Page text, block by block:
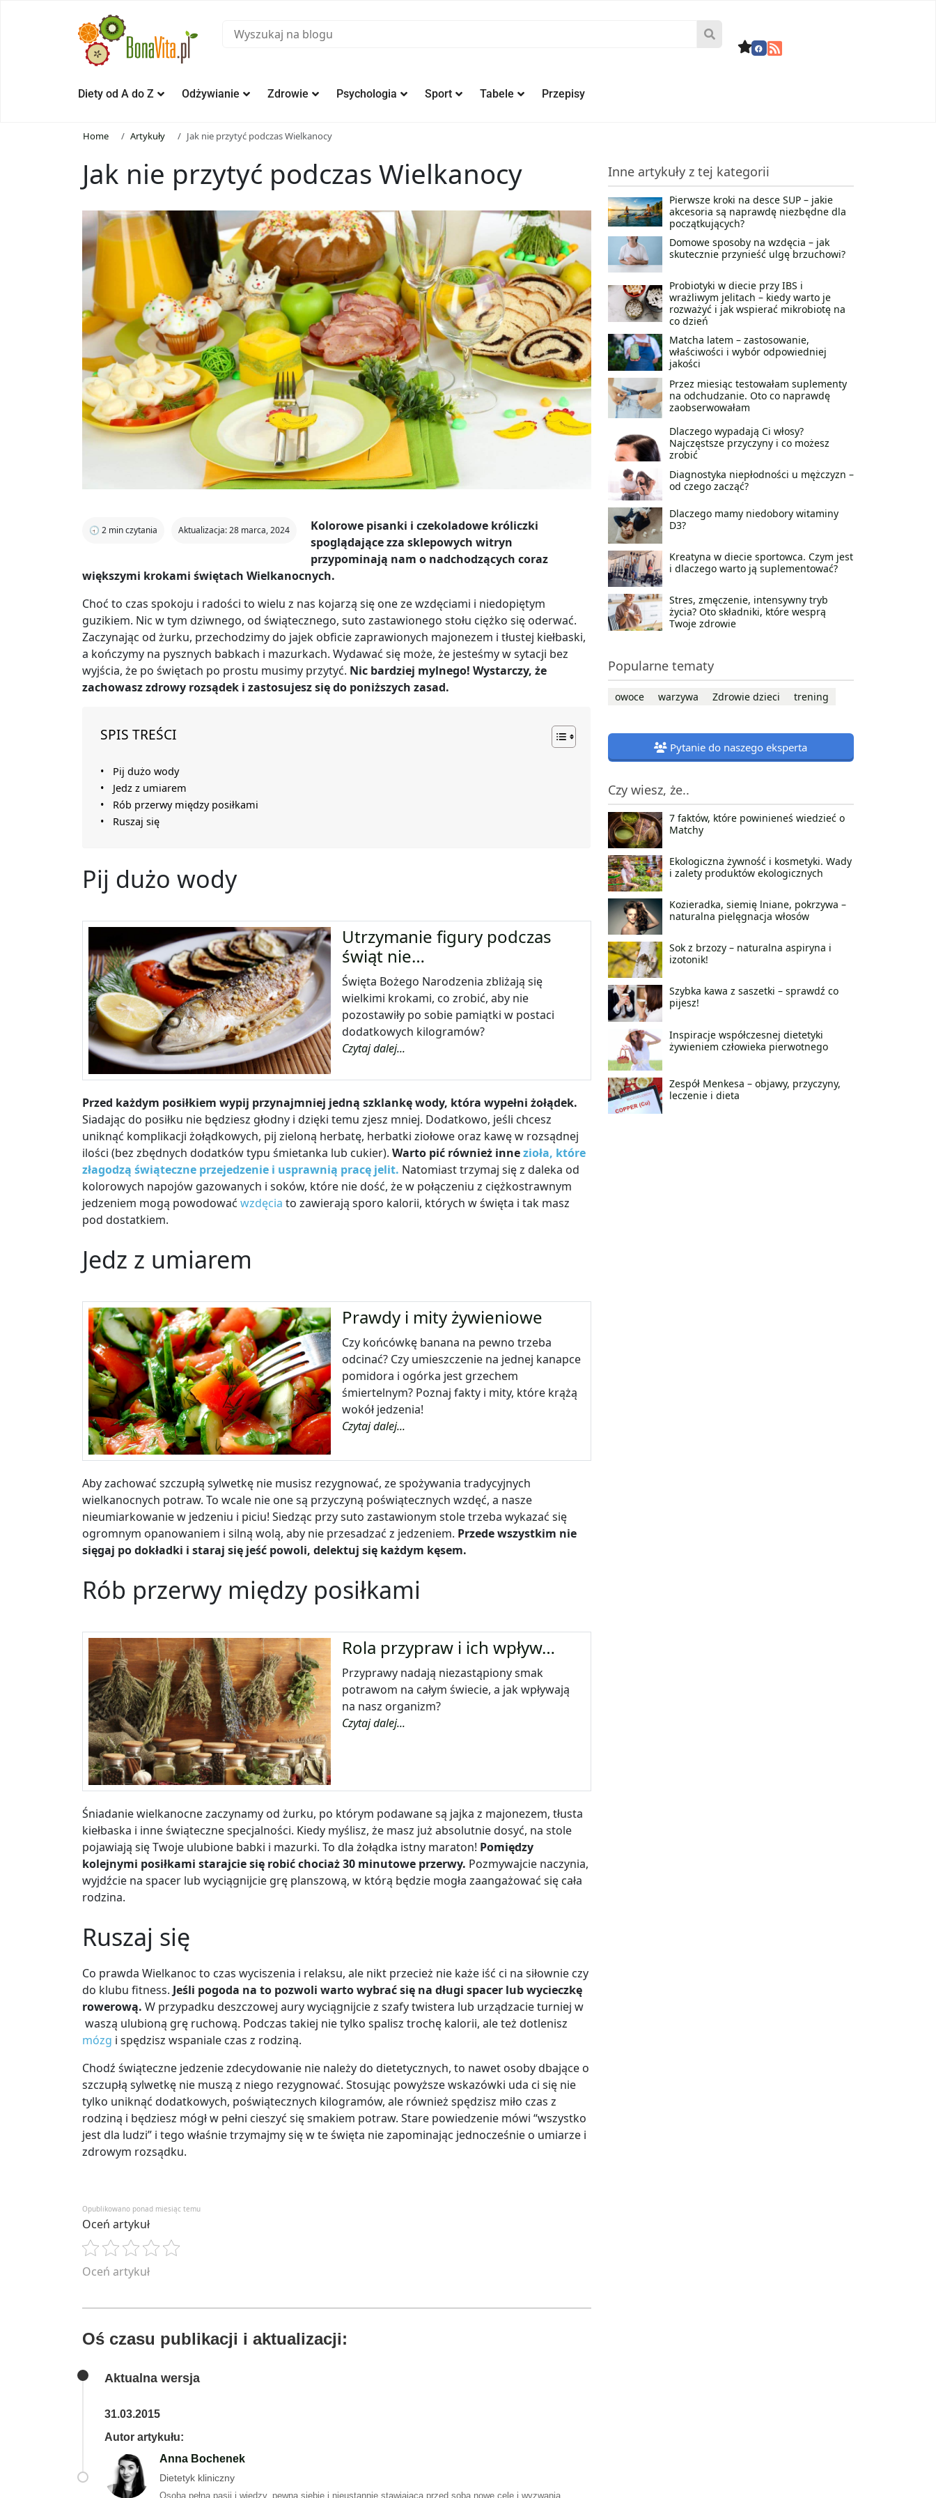
Diety od A do Z Odżywianie Zdrowie Psychologia Sport Tabele Przepisy
Home Artykuły Jak nie przytyć podczas Wielkanocy
Jak nie przytyć podczas Wielkanocy
🕣 2 min czytania Aktualizacja: 28 marca, 2024
Kolorowe pisanki i czekoladowe króliczki
spoglądające zza sklepowych witryn
przypominają nam o nadchodzących coraz
większymi krokami świętach Wielkanocnych.
Choć to czas spokoju i radości to wielu z nas kojarzą się one ze wzdęciami i niedopiętym
guzikiem. Nic w tym dziwnego, od świątecznego, suto zastawionego stołu ciężko się oderwać.
Zaczynając od żurku, przechodzimy do jajek obficie zaprawionych majonezem i tłustej kiełbaski,
a kończymy na pysznych babkach i mazurkach. Wydawać się może, że jesteśmy w sytacji bez
wyjścia, że po świętach po prostu musimy przytyć. Nic bardziej mylnego! Wystarczy, że
zachowasz zdrowy rozsądek i zastosujesz się do poniższych zasad.
SPIS TREŚCI
Pij dużo wody
Jedz z umiarem
Rób przerwy między posiłkami
Ruszaj się
Pij dużo wody
Utrzymanie figury podczas
świąt nie…
Święta Bożego Narodzenia zbliżają się
wielkimi krokami, co zrobić, aby nie
pozostawiły po sobie pamiątki w postaci
dodatkowych kilogramów?
Czytaj dalej...
Przed każdym posiłkiem wypij przynajmniej jedną szklankę wody, która wypełni żołądek.
Siadając do posiłku nie będziesz głodny i dzięki temu zjesz mniej. Dodatkowo, jeśli chcesz
uniknąć komplikacji żołądkowych, pij zieloną herbatę, herbatki ziołowe oraz kawę w rozsądnej
ilości (bez zbędnych dodatków typu śmietanka lub cukier). Warto pić również innezioła, które
złagodzą świąteczne przejedzenie i usprawnią pracę jelit. Natomiast trzymaj się z daleka od
kolorowych napojów gazowanych i soków, które nie dość, że w połączeniu z ciężkostrawnym
jedzeniem mogą powodować wzdęcia to zawierają sporo kalorii, których w święta i tak masz
pod dostatkiem.
Jedz z umiarem
Prawdy i mity żywieniowe
Czy końcówkę banana na pewno trzeba
odcinać? Czy umieszczenie na jednej kanapce
pomidora i ogórka jest grzechem
śmiertelnym? Poznaj fakty i mity, które krążą
wokół jedzenia!
Czytaj dalej...
Aby zachować szczupłą sylwetkę nie musisz rezygnować, ze spożywania tradycyjnych
wielkanocnych potraw. To wcale nie one są przyczyną poświątecznych wzdęć, a nasze
nieumiarkowanie w jedzeniu i piciu! Siedząc przy suto zastawionym stole trzeba wykazać się
ogromnym opanowaniem i silną wolą, aby nie przesadzać z jedzeniem. Przede wszystkim nie
sięgaj po dokładki i staraj się jeść powoli, delektuj się każdym kęsem.
Rób przerwy między posiłkami
Rola przypraw i ich wpływ…
Przyprawy nadają niezastąpiony smak
potrawom na całym świecie, a jak wpływają
na nasz organizm?
Czytaj dalej...
Śniadanie wielkanocne zaczynamy od żurku, po którym podawane są jajka z majonezem, tłusta
kiełbaska i inne świąteczne specjalności. Kiedy myślisz, że masz już absolutnie dosyć, na stole
pojawiają się Twoje ulubione babki i mazurki. To dla żołądka istny maraton! Pomiędzy
kolejnymi posiłkami starajcie się robić chociaż 30 minutowe przerwy. Pozmywajcie naczynia,
wyjdźcie na spacer lub wyciągnijcie grę planszową, w którą będzie mogła zaangażować się cała
rodzina.
Ruszaj się
Co prawda Wielkanoc to czas wyciszenia i relaksu, ale nikt przecież nie każe iść ci na siłownie czy
do klubu fitness. Jeśli pogoda na to pozwoli warto wybrać się na długi spacer lub wycieczkę
rowerową. W przypadku deszczowej aury wyciągnijcie z szafy twistera lub urządzacie turniej w
waszą ulubioną grę ruchową. Podczas takiej nie tylko spalisz trochę kalorii, ale też dotlenisz
mózg i spędzisz wspaniale czas z rodziną.
Chodź świąteczne jedzenie zdecydowanie nie należy do dietetycznych, to nawet osoby dbające o
szczupłą sylwetkę nie muszą z niego rezygnować. Stosując powyższe wskazówki uda ci się nie
tylko uniknąć dodatkowych, poświątecznych kilogramów, ale również spędzisz miło czas z
rodziną i będziesz mógł w pełni cieszyć się smakiem potraw. Stare powiedzenie mówi “wszystko
jest dla ludzi” i tego właśnie trzymajmy się w te święta nie zapominając jednocześnie o umiarze i
zdrowym rozsądku.
Opublikowano ponad miesiąc temu
Oceń artykuł
Oceń artykuł
Oś czasu publikacji i aktualizacji:
Aktualna wersja
31.03.2015
Autor artykułu:
Anna Bochenek
Dietetyk kliniczny
Osoba pełna pasji i wiedzy, pewna siebie i nieustannie stawiającą przed sobą nowe cele i wyzwania.
Inne artykuły z tej kategorii
Pierwsze kroki na desce SUP – jakie
akcesoria są naprawdę niezbędne dla
początkujących?
Domowe sposoby na wzdęcia – jak
skutecznie przynieść ulgę brzuchowi?
Probiotyki w diecie przy IBS i
wrażliwym jelitach – kiedy warto je
rozważyć i jak wspierać mikrobiotę na
co dzień
Matcha latem – zastosowanie,
właściwości i wybór odpowiedniej
jakości
Przez miesiąc testowałam suplementy
na odchudzanie. Oto co naprawdę
zaobserwowałam
Dlaczego wypadają Ci włosy?
Najczęstsze przyczyny i co możesz
zrobić
Diagnostyka niepłodności u mężczyzn –
od czego zacząć?
Dlaczego mamy niedobory witaminy
D3?
Kreatyna w diecie sportowca. Czym jest
i dlaczego warto ją suplementować?
Stres, zmęczenie, intensywny tryb
życia? Oto składniki, które wesprą
Twoje zdrowie
Popularne tematy
owoce warzywa Zdrowie dzieci trening
Pytanie do naszego eksperta
Czy wiesz, że..
7 faktów, które powinieneś wiedzieć o
Matchy
Ekologiczna żywność i kosmetyki. Wady
i zalety produktów ekologicznych
Kozieradka, siemię lniane, pokrzywa –
naturalna pielęgnacja włosów
Sok z brzozy – naturalna aspiryna i
izotonik!
Szybka kawa z saszetki – sprawdź co
pijesz!
Inspiracje współczesnej dietetyki
żywieniem człowieka pierwotnego
Zespół Menkesa – objawy, przyczyny,
leczenie i dieta